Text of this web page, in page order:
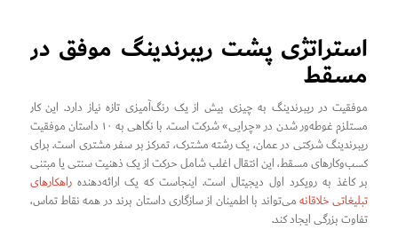
استراتژی پشت ریبرندینگ موفق در
مسقط
موفقیت در ریبرندینگ به چیزی بیش از یک رنگ‌آمیزی تازه نیاز دارد. این کار
مستلزم غوطه‌ور شدن در «چرایی» شرکت است. با نگاهی به ۱۰ داستان موفقیت
ریبرندینگ شرکتی در عمان، یک رشته مشترک، تمرکز بر سفر مشتری است. برای
کسب‌وکارهای مسقط، این انتقال اغلب شامل حرکت از یک ذهنیت سنتی یا مبتنی
بر کاغذ به رویکرد اول دیجیتال است. اینجاست که یک ارائه‌دهندهراهکارهای
تبلیغاتی خلاقانهمی‌تواند با اطمینان از سازگاری داستان برند در همه نقاط تماس،
تفاوت بزرگی ایجاد کند.